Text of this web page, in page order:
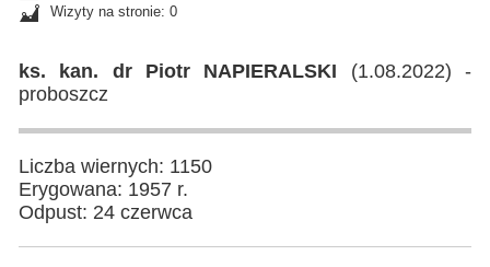
Wizyty na stronie: 0
ks. kan. dr Piotr NAPIERALSKI (1.08.2022) -
proboszcz
Liczba wiernych: 1150
Erygowana: 1957 r.
Odpust: 24 czerwca